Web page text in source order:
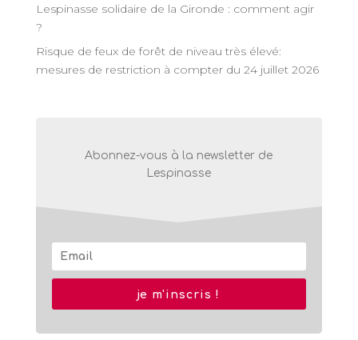
Lespinasse solidaire de la Gironde : comment agir
?
Risque de feux de forêt de niveau très élevé:
mesures de restriction à compter du 24 juillet 2026
Abonnez-vous à la newsletter de
Lespinasse
je m'inscris !